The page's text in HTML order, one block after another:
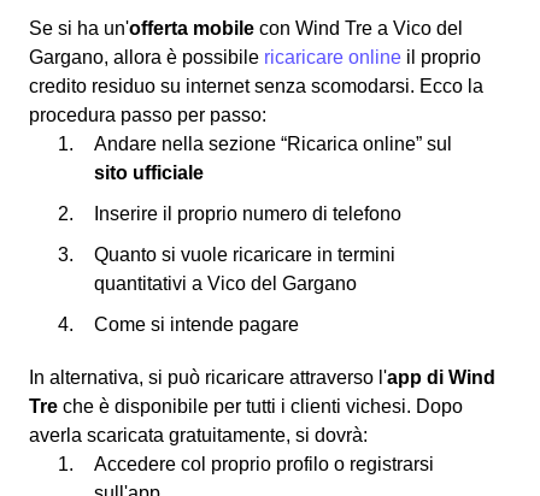
Se si ha un'offerta mobile con Wind Tre a Vico del
Gargano, allora è possibile ricaricare online il proprio
credito residuo su internet senza scomodarsi. Ecco la
procedura passo per passo:
Andare nella sezione “Ricarica online” sul
sito ufficiale
Inserire il proprio numero di telefono
Quanto si vuole ricaricare in termini
quantitativi a Vico del Gargano
Come si intende pagare
In alternativa, si può ricaricare attraverso l'app di Wind
Tre che è disponibile per tutti i clienti vichesi. Dopo
averla scaricata gratuitamente, si dovrà:
Accedere col proprio profilo o registrarsi